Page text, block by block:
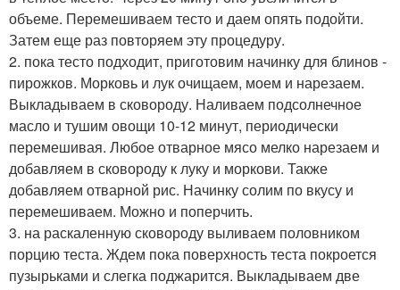
объеме. Перемешиваем тесто и даем опять подойти.
Затем еще раз повторяем эту процедуру.
2. пока тесто подходит, приготовим начинку для блинов -
пирожков. Морковь и лук очищаем, моем и нарезаем.
Выкладываем в сковороду. Наливаем подсолнечное
масло и тушим овощи 10-12 минут, периодически
перемешивая. Любое отварное мясо мелко нарезаем и
добавляем в сковороду к луку и моркови. Также
добавляем отварной рис. Начинку солим по вкусу и
перемешиваем. Можно и поперчить.
3. на раскаленную сковороду выливаем половником
порцию теста. Ждем пока поверхность теста покроется
пузырьками и слегка поджарится. Выкладываем две